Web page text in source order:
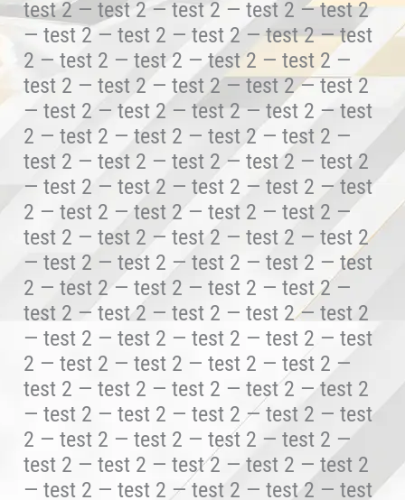
test 2 — test 2 — test 2 — test 2 — test 2
— test 2 — test 2 — test 2 — test 2 — test
2 — test 2 — test 2 — test 2 — test 2 —
test 2 — test 2 — test 2 — test 2 — test 2
— test 2 — test 2 — test 2 — test 2 — test
2 — test 2 — test 2 — test 2 — test 2 —
test 2 — test 2 — test 2 — test 2 — test 2
— test 2 — test 2 — test 2 — test 2 — test
2 — test 2 — test 2 — test 2 — test 2 —
test 2 — test 2 — test 2 — test 2 — test 2
— test 2 — test 2 — test 2 — test 2 — test
2 — test 2 — test 2 — test 2 — test 2 —
test 2 — test 2 — test 2 — test 2 — test 2
— test 2 — test 2 — test 2 — test 2 — test
2 — test 2 — test 2 — test 2 — test 2 —
test 2 — test 2 — test 2 — test 2 — test 2
— test 2 — test 2 — test 2 — test 2 — test
2 — test 2 — test 2 — test 2 — test 2 —
test 2 — test 2 — test 2 — test 2 — test 2
— test 2 — test 2 — test 2 — test 2 — test